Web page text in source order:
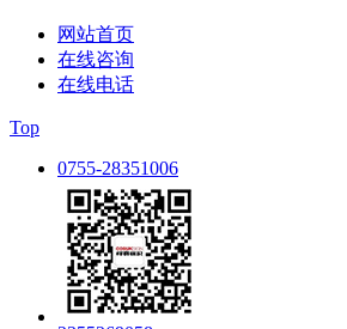
网站首页
在线咨询
在线电话
Top
0755-28351006